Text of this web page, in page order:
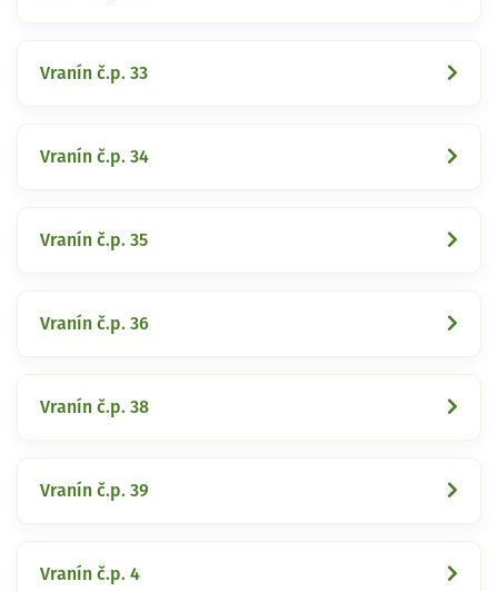
Vranín č.p. 33
Vranín č.p. 34
Vranín č.p. 35
Vranín č.p. 36
Vranín č.p. 38
Vranín č.p. 39
Vranín č.p. 4